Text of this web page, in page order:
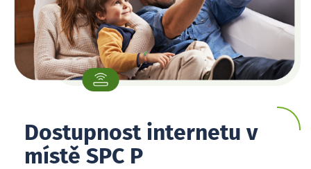
Dostupnost internetu v
místě SPC P